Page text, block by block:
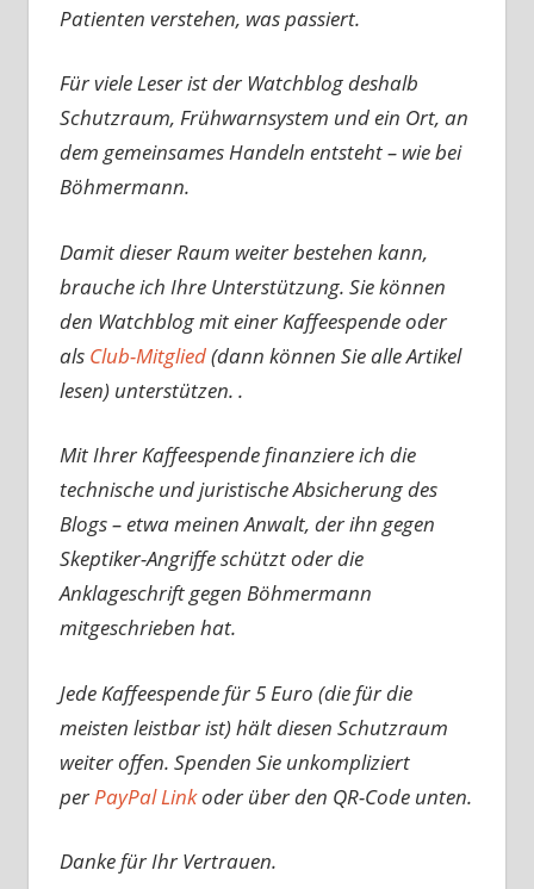
Patienten verstehen, was passiert.
Für viele Leser ist der Watchblog deshalb
Schutzraum, Frühwarnsystem und ein Ort, an
dem gemeinsames Handeln entsteht – wie bei
Böhmermann.
Damit dieser Raum weiter bestehen kann,
brauche ich Ihre Unterstützung. Sie können
den Watchblog mit einer Kaffeespende oder
als Club-Mitglied(dann können Sie alle Artikel
lesen) unterstützen. .
Mit Ihrer Kaffeespende finanziere ich die
technische und juristische Absicherung des
Blogs – etwa meinen Anwalt, der ihn gegen
Skeptiker-Angriffe schützt oder die
Anklageschrift gegen Böhmermann
mitgeschrieben hat.
Jede Kaffeespende für 5 Euro (die für die
meisten leistbar ist) hält diesen Schutzraum
weiter offen. Spenden Sie unkompliziert
perPayPal Linkoder über den QR-Code unten.
Danke für Ihr Vertrauen.